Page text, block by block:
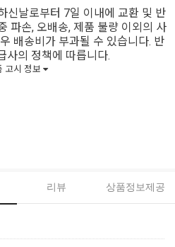
신날로부터 7일 이내에 교환 및 반
파손, 오배송, 제품 불량 이외의 사
배송비가 부과될 수 있습니다. 반
사의 정책에 따릅니다.
고시 정보
리뷰 상품정보제공